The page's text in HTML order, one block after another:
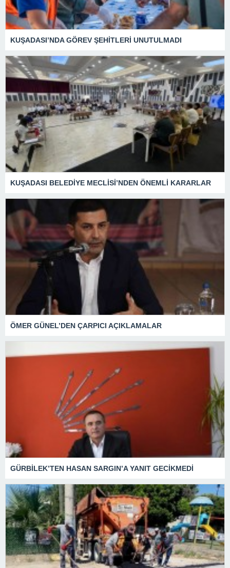
KUŞADASI’NDA GÖREV ŞEHİTLERİ UNUTULMADI
KUŞADASI BELEDİYE MECLİSİ’NDEN ÖNEMLİ KARARLAR
ÖMER GÜNEL’DEN ÇARPICI AÇIKLAMALAR
GÜRBİLEK’TEN HASAN SARGIN’A YANIT GECİKMEDİ